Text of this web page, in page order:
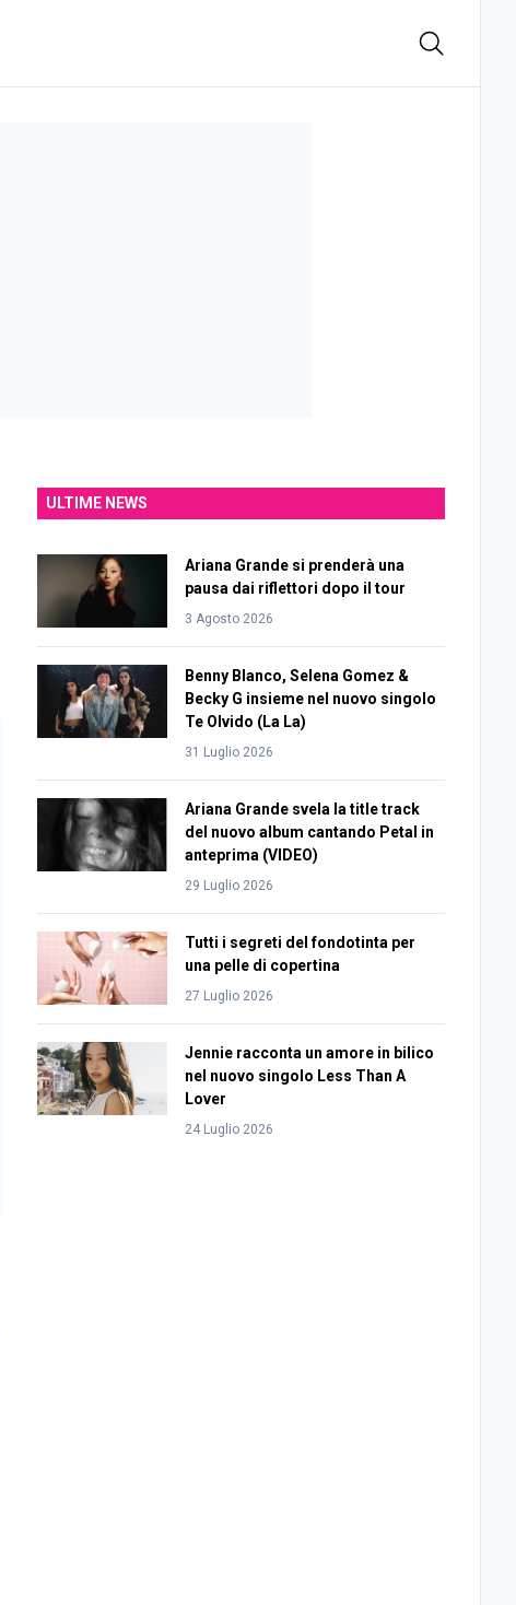
ULTIME NEWS
Ariana Grande si prenderà una
pausa dai riflettori dopo il tour
3 Agosto 2026
Benny Blanco, Selena Gomez &
Becky G insieme nel nuovo singolo
Te Olvido (La La)
31 Luglio 2026
Ariana Grande svela la title track
del nuovo album cantando Petal in
anteprima (VIDEO)
29 Luglio 2026
Tutti i segreti del fondotinta per
una pelle di copertina
27 Luglio 2026
Jennie racconta un amore in bilico
nel nuovo singolo Less Than A
Lover
24 Luglio 2026